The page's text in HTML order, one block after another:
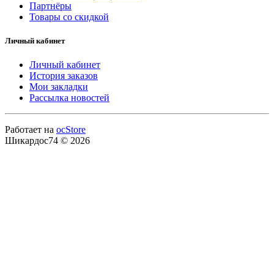
Партнёры
Товары со скидкой
Личный кабинет
Личный кабинет
История заказов
Мои закладки
Рассылка новостей
Работает на ocStore
Шикардос74 © 2026